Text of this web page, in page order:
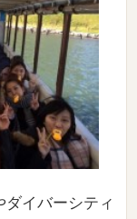
イバーシティ